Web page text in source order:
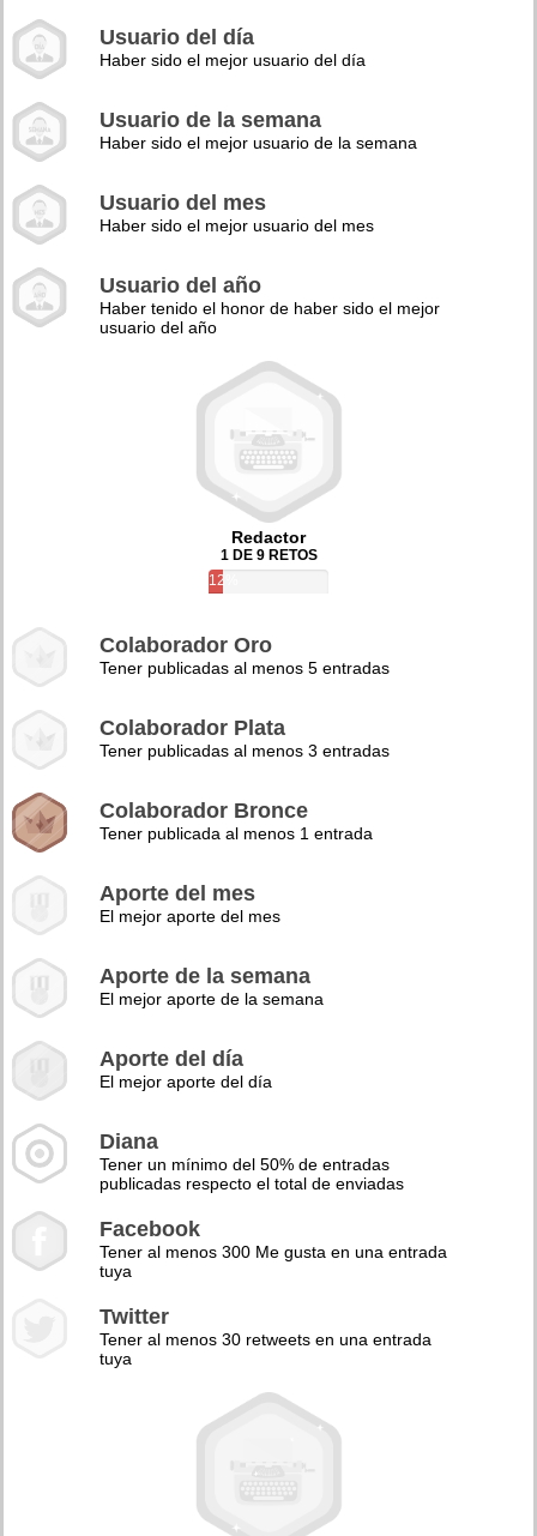
Usuario del día
Haber sido el mejor usuario del día
Usuario de la semana
Haber sido el mejor usuario de la semana
Usuario del mes
Haber sido el mejor usuario del mes
Usuario del año
Haber tenido el honor de haber sido el mejor
usuario del año
Redactor
1 DE 9 RETOS
12%
Colaborador Oro
Tener publicadas al menos 5 entradas
Colaborador Plata
Tener publicadas al menos 3 entradas
Colaborador Bronce
Tener publicada al menos 1 entrada
Aporte del mes
El mejor aporte del mes
Aporte de la semana
El mejor aporte de la semana
Aporte del día
El mejor aporte del día
Diana
Tener un mínimo del 50% de entradas
publicadas respecto el total de enviadas
Facebook
Tener al menos 300 Me gusta en una entrada
tuya
Twitter
Tener al menos 30 retweets en una entrada
tuya